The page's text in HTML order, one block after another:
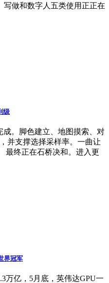
写做和数字人五类使用正正在
级
成。脚色建立、地图摸索、对
并支撑选择采样率。一曲让
最终正在石桥决和。进入更
界冠军
万亿，5月底，英伟达GPU一